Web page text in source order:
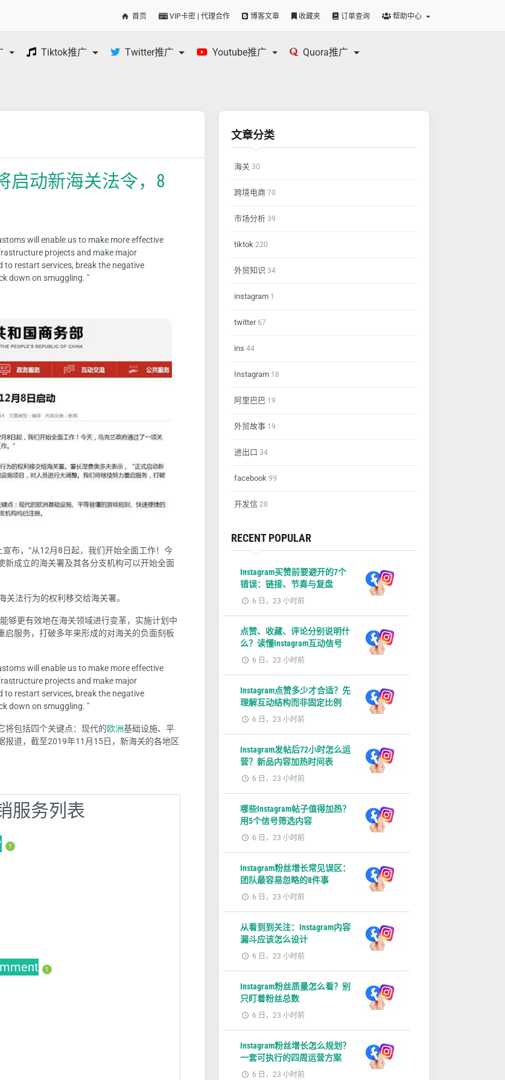
首页 VIP卡密 | 代理合作 博客文章 收藏夹 订单查询 帮助中心
Tiktok推广 Twitter推广 Youtube推广 Quora推广
启动新海关法令，8
will enable us to make more effective
projects and make major
restart services, break the negative
down on smuggling. "
布，“从12月8日起，我们开始全面工作！今
新成立的海关署及其各分支机构可以开始全面
法行为的权利移交给海关署。
够更有效地在海关领域进行变革，实施计划中
服务，打破多年来形成的对海关的负面刻板
will enable us to make more effective
projects and make major
restart services, break the negative
down on smuggling. "
将包括四个关键点：现代的欧洲基础设施、平
报道，截至2019年11月15日，新海关的各地区
服务列表
1
1
文章分类
海关 30
跨境电商 70
市场分析 39
tiktok 220
外贸知识 34
instagram 1
twitter67
ins 44
Instagram 18
阿里巴巴 19
外贸故事 19
进出口 34
facebook 99
开发信 28
RECENT POPULAR
Instagram买赞前要避开的7个
错误：链接、节奏与复盘
6 日，23 小时前
点赞、收藏、评论分别说明什
么？读懂Instagram互动信号
6 日，23 小时前
Instagram点赞多少才合适？先
理解互动结构而非固定比例
6 日，23 小时前
Instagram发帖后72小时怎么运
营？新品内容加热时间表
6 日，23 小时前
哪些Instagram帖子值得加热？
用5个信号筛选内容
6 日，23 小时前
Instagram粉丝增长常见误区：
团队最容易忽略的8件事
6 日，23 小时前
从看到到关注：Instagram内容
漏斗应该怎么设计
6 日，23 小时前
Instagram粉丝质量怎么看？别
只盯着粉丝总数
6 日，23 小时前
Instagram粉丝增长怎么规划？
一套可执行的四周运营方案
6 日，23 小时前